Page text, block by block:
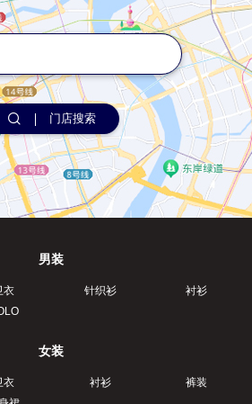
门店搜索
男装
衣 针织衫
衬衫
女装
衣 衬衫
裤装